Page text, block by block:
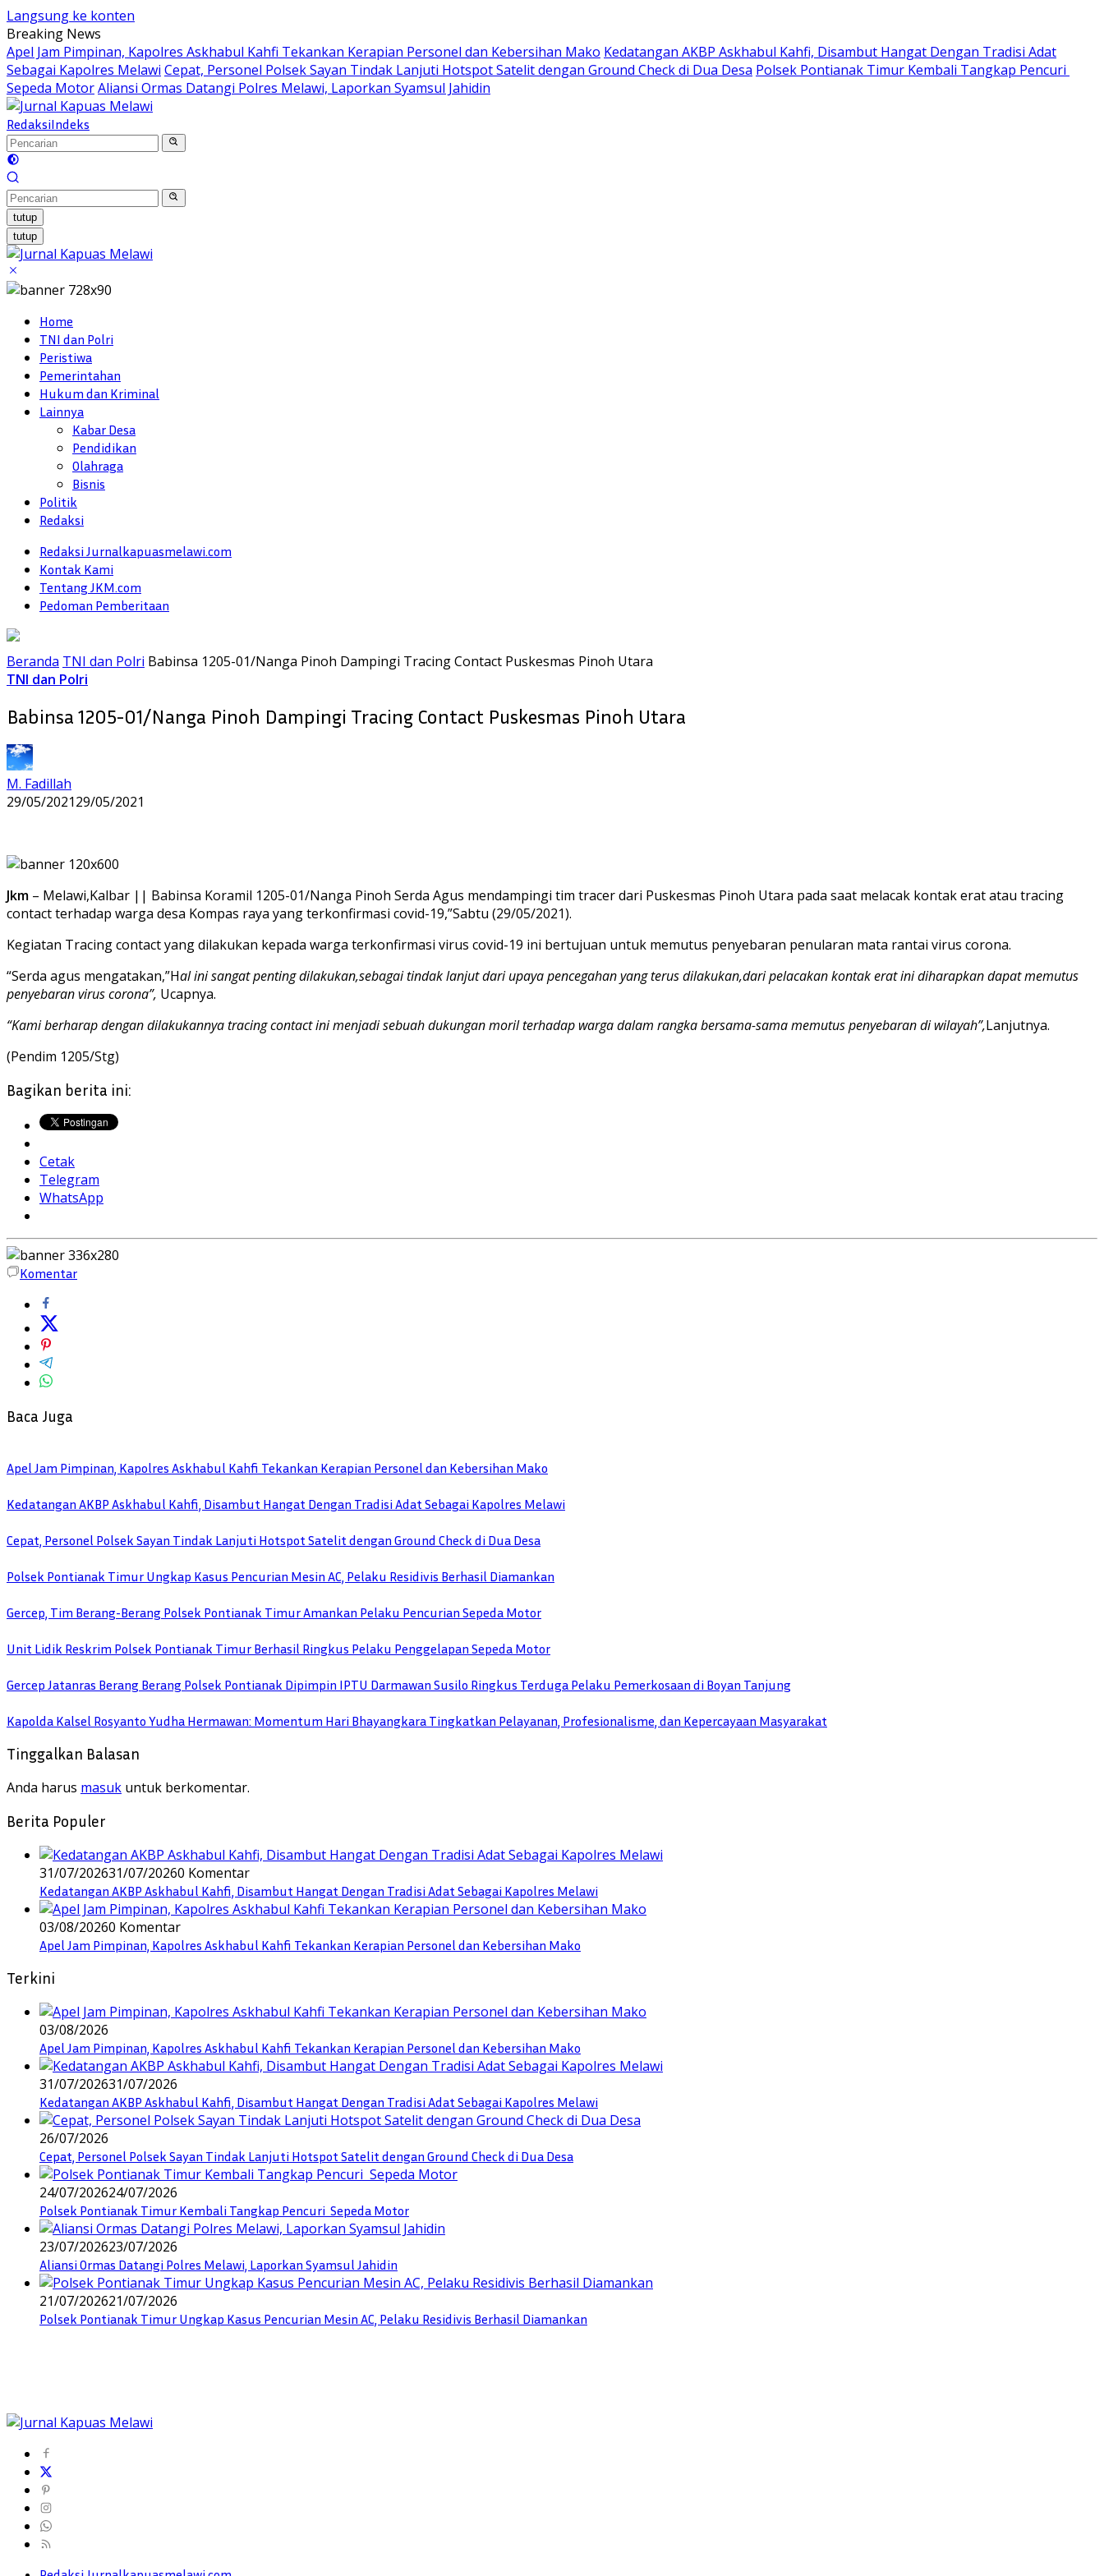
Langsung ke konten
Breaking News
Apel Jam Pimpinan, Kapolres Askhabul Kahfi Tekankan Kerapian Personel dan Kebersihan Mako Kedatangan AKBP Askhabul Kahfi, Disambut Hangat Dengan Tradisi Adat
Sebagai Kapolres Melawi Cepat, Personel Polsek Sayan Tindak Lanjuti Hotspot Satelit dengan Ground Check di Dua Desa Polsek Pontianak Timur Kembali Tangkap Pencuri
Sepeda MotorAliansi Ormas Datangi Polres Melawi, Laporkan Syamsul Jahidin
RedaksiIndeks
tutup
tutup
Home
TNI dan Polri
Peristiwa
Pemerintahan
Hukum dan Kriminal
Lainnya
Kabar Desa
Pendidikan
Olahraga
Bisnis
Politik
Redaksi
Redaksi Jurnalkapuasmelawi.com
Kontak Kami
Tentang JKM.com
Pedoman Pemberitaan
Beranda TNI dan Polri Babinsa 1205-01/Nanga Pinoh Dampingi Tracing Contact Puskesmas Pinoh Utara
TNI dan Polri
Babinsa 1205-01/Nanga Pinoh Dampingi Tracing Contact Puskesmas Pinoh Utara
M. Fadillah
29/05/202129/05/2021
Jkm – Melawi,Kalbar || Babinsa Koramil 1205-01/Nanga Pinoh Serda Agus mendampingi tim tracer dari Puskesmas Pinoh Utara pada saat melacak kontak erat atau tracing
contact terhadap warga desa Kompas raya yang terkonfirmasi covid-19,”Sabtu (29/05/2021).
Kegiatan Tracing contact yang dilakukan kepada warga terkonfirmasi virus covid-19 ini bertujuan untuk memutus penyebaran penularan mata rantai virus corona.
“Serda agus mengatakan,”Hal ini sangat penting dilakukan,sebagai tindak lanjut dari upaya pencegahan yang terus dilakukan,dari pelacakan kontak erat ini diharapkan dapat memutus
penyebaran virus corona”, Ucapnya.
“Kami berharap dengan dilakukannya tracing contact ini menjadi sebuah dukungan moril terhadap warga dalam rangka bersama-sama memutus penyebaran di wilayah”,Lanjutnya.
(Pendim 1205/Stg)
Bagikan berita ini:
Cetak
Telegram
WhatsApp
Komentar
Baca Juga
Apel Jam Pimpinan, Kapolres Askhabul Kahfi Tekankan Kerapian Personel dan Kebersihan Mako
Kedatangan AKBP Askhabul Kahfi, Disambut Hangat Dengan Tradisi Adat Sebagai Kapolres Melawi
Cepat, Personel Polsek Sayan Tindak Lanjuti Hotspot Satelit dengan Ground Check di Dua Desa
Polsek Pontianak Timur Ungkap Kasus Pencurian Mesin AC, Pelaku Residivis Berhasil Diamankan
Gercep, Tim Berang-Berang Polsek Pontianak Timur Amankan Pelaku Pencurian Sepeda Motor
Unit Lidik Reskrim Polsek Pontianak Timur Berhasil Ringkus Pelaku Penggelapan Sepeda Motor
Gercep Jatanras Berang Berang Polsek Pontianak Dipimpin IPTU Darmawan Susilo Ringkus Terduga Pelaku Pemerkosaan di Boyan Tanjung
Kapolda Kalsel Rosyanto Yudha Hermawan: Momentum Hari Bhayangkara Tingkatkan Pelayanan, Profesionalisme, dan Kepercayaan Masyarakat
Tinggalkan Balasan
Anda harus masuk untuk berkomentar.
Berita Populer
31/07/202631/07/20260 Komentar
Kedatangan AKBP Askhabul Kahfi, Disambut Hangat Dengan Tradisi Adat Sebagai Kapolres Melawi
03/08/20260 Komentar
Apel Jam Pimpinan, Kapolres Askhabul Kahfi Tekankan Kerapian Personel dan Kebersihan Mako
Terkini
03/08/2026
Apel Jam Pimpinan, Kapolres Askhabul Kahfi Tekankan Kerapian Personel dan Kebersihan Mako
31/07/202631/07/2026
Kedatangan AKBP Askhabul Kahfi, Disambut Hangat Dengan Tradisi Adat Sebagai Kapolres Melawi
26/07/2026
Cepat, Personel Polsek Sayan Tindak Lanjuti Hotspot Satelit dengan Ground Check di Dua Desa
24/07/202624/07/2026
Polsek Pontianak Timur Kembali Tangkap Pencuri Sepeda Motor
23/07/202623/07/2026
Aliansi Ormas Datangi Polres Melawi, Laporkan Syamsul Jahidin
21/07/202621/07/2026
Polsek Pontianak Timur Ungkap Kasus Pencurian Mesin AC, Pelaku Residivis Berhasil Diamankan